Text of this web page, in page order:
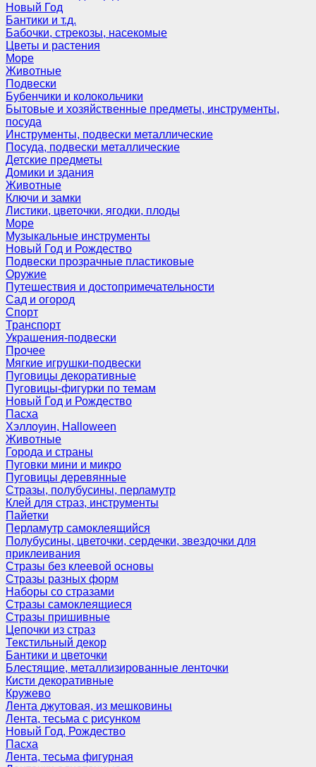
Новый Год
Бантики и т.д.
Бабочки, стрекозы, насекомые
Цветы и растения
Море
Животные
Подвески
Бубенчики и колокольчики
Бытовые и хозяйственные предметы, инструменты,
посуда
Инструменты, подвески металлические
Посуда, подвески металлические
Детские предметы
Домики и здания
Животные
Ключи и замки
Листики, цветочки, ягодки, плоды
Море
Музыкальные инструменты
Новый Год и Рождество
Подвески прозрачные пластиковые
Оружие
Путешествия и достопримечательности
Сад и огород
Спорт
Транспорт
Украшения-подвески
Прочее
Мягкие игрушки-подвески
Пуговицы декоративные
Пуговицы-фигурки по темам
Новый Год и Рождество
Пасха
Хэллоуин, Halloween
Животные
Города и страны
Пуговки мини и микро
Пуговицы деревянные
Стразы, полубусины, перламутр
Клей для страз, инструменты
Пайетки
Перламутр самоклеящийся
Полубусины, цветочки, сердечки, звездочки для
приклеивания
Стразы без клеевой основы
Стразы разных форм
Наборы со стразами
Стразы самоклеящиеся
Стразы пришивные
Цепочки из страз
Текстильный декор
Бантики и цветочки
Блестящие, металлизированные ленточки
Кисти декоративные
Кружево
Лента джутовая, из мешковины
Лента, тесьма с рисунком
Новый Год, Рождество
Пасха
Лента, тесьма фигурная